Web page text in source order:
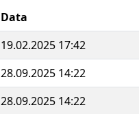
Data
19.02.2025 17:42
28.09.2025 14:22
28.09.2025 14:22